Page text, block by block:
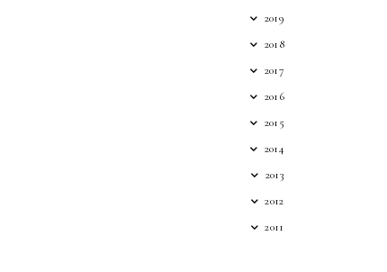
2019
2018
2017
2016
2015
2014
2013
2012
2011